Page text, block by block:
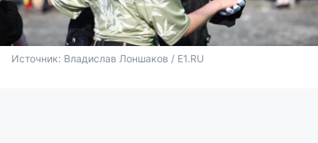
Источник: Владислав Лоншаков / E1.RU